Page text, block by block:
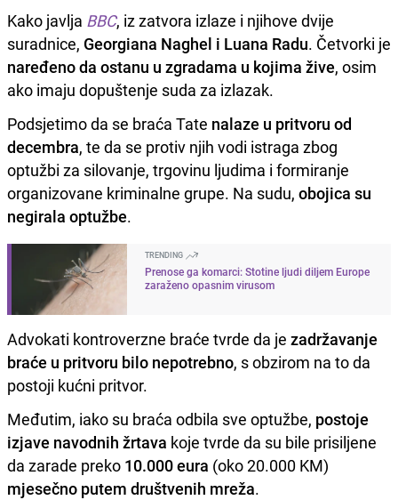
Kako javlja BBC, iz zatvora izlaze i njihove dvije
suradnice, Georgiana Naghel i Luana Radu. Četvorki je
naređeno da ostanu u zgradama u kojima žive, osim
ako imaju dopuštenje suda za izlazak.
Podsjetimo da se braća Tate nalaze u pritvoru od
decembra, te da se protiv njih vodi istraga zbog
optužbi za silovanje, trgovinu ljudima i formiranje
organizovane kriminalne grupe. Na sudu, obojica su
negirala optužbe.
TRENDING
Prenose ga komarci: Stotine ljudi diljem Europe
zaraženo opasnim virusom
Advokati kontroverzne braće tvrde da je zadržavanje
braće u pritvoru bilo nepotrebno, s obzirom na to da
postoji kućni pritvor.
Međutim, iako su braća odbila sve optužbe, postoje
izjave navodnih žrtava koje tvrde da su bile prisiljene
da zarade preko 10.000 eura (oko 20.000 KM)
mjesečno putem društvenih mreža.